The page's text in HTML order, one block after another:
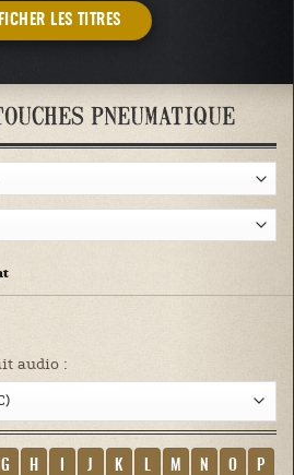
LES TITRES
PNEUMATIQUE
audio :
G H J K M N O P